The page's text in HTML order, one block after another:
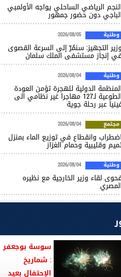
النجم الرياضي الساحلي يواجه الأولمبي
الباجي دون حضور جمهور
وطنية 2026/08/05
وزير التجهيز: سنمُرّ إلى السرعة القصوى
في إنجاز مستشفى الملك سلمان
وطنية 2026/08/04
المنظمة الدولية للهجرة تؤمن العودة
الطوعية لـ127 مهاجرا غير نظامي الى
عبر رحلة جوية
مجتمع 2026/08/04
اضطراب وانقطاع في توزيع الماء بمنزل
وقليبية وحمام الغزاز
وطنية 2026/08/04
فحوى لقاء وزير الخارجية مع نظيره
المصري
سوسة بوجعفر
: شماريخ
الإحتفال بعيد